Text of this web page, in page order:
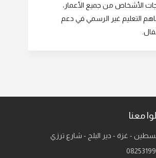
الأشخاص من جميع الأعمار،
التعليم غير الرسمي في دعم
معنا
- غزة - دير البلح - شارع ترزي